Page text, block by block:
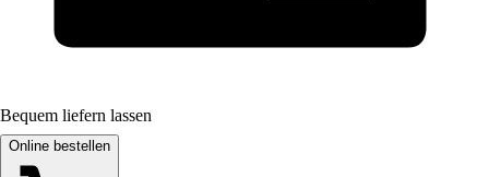
Bequem liefern lassen
Online bestellen